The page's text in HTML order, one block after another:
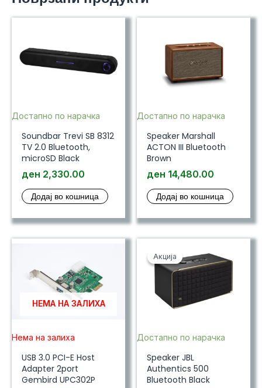
Достапно по нарачка
Soundbar Trevi SB 8312
TV 2.0 Bluetooth,
microSD Black
ден 2,330.00
Додај во кошница
Достапно по нарачка
Speaker Marshall
ACTON III Bluetooth
Brown
ден 14,480.00
Додај во кошница
НЕМА НА ЗАЛИХА
Нема на залиха
USB 3.0 PCI-E Host
Adapter 2port
Gembird UPC302P
Акција
Акција
Достапно по нарачка
Speaker JBL
Authentics 500
Bluetooth Black